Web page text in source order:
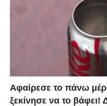
Αφαίρεσε το πάνω
ξεκίνησε να το βάφει!